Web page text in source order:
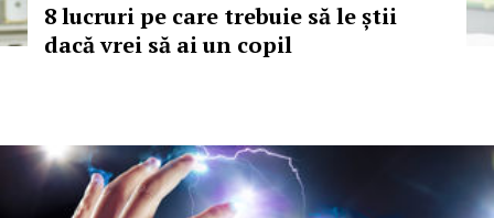
8 lucruri pe care trebuie să le știi
dacă vrei să ai un copil